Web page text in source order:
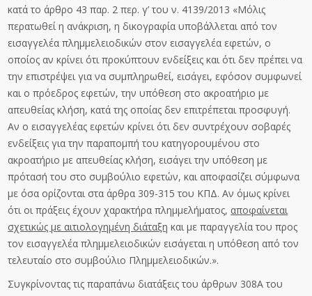
κατά το άρθρο 43 παρ. 2 περ. γ’ του ν. 4139/2013 «Μόλις
περατωθεί η ανάκριση, η δικογραφία υποβάλλεται από τον
εισαγγελέα πλημμελειοδικών στον εισαγγελέα εφετών, ο
οποίος αν κρίνει ότι προκύπτουν ενδείξεις και ότι δεν πρέπει να
την επιστρέψει για να συμπληρωθεί, εισάγει, εφόσον συμφωνεί
και ο πρόεδρος εφετών, την υπόθεση στο ακροατήριο με
απευθείας κλήση, κατά της οποίας δεν επιτρέπεται προσφυγή.
Αν ο εισαγγελέας εφετών κρίνει ότι δεν συντρέχουν σοβαρές
ενδείξεις για την παραπομπή του κατηγορουμένου στο
ακροατήριο με απευθείας κλήση, εισάγει την υπόθεση με
πρότασή του στο συμβούλιο εφετών, και αποφασίζει σύμφωνα
με όσα ορίζονται στα άρθρα 309-315 του ΚΠΔ. Αν όμως κρίνει
ότι οι πράξεις έχουν χαρακτήρα πλημμελήματος, αποφαίνεται
σχετικώς με αιτιολογημένη διάταξη και με παραγγελία του προς
τον εισαγγελέα πλημμελειοδικών εισάγεται η υπόθεση από τον
τελευταίο στο συμβούλιο Πλημμελειοδικών.».
Συγκρίνοντας τις παραπάνω διατάξεις του άρθρων 308Α του